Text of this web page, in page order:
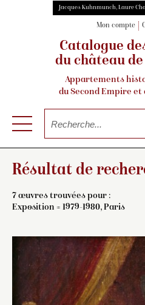
Jacques Kuhnmunch, Laure
Mon compte
Catalogue
du château
Appartements
du Second Empire
Résultat de
7 œuvres trouvées pour :
Exposition = 1979-1980, Paris